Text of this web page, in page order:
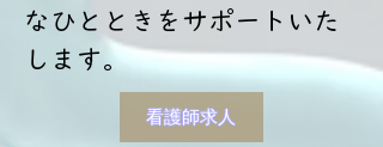
なひとときをサポートいた
します。
看護師求人